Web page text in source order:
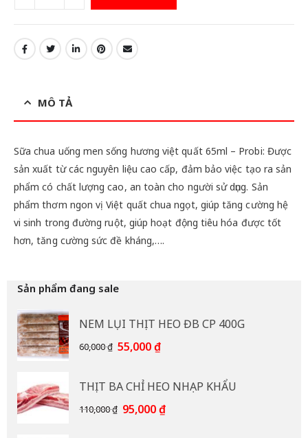
MÔ TẢ
Sữa chua uống men sống hương việt quất 65ml – Probi: Được
sản xuất từ các nguyên liệu cao cấp, đảm bảo việc tạo ra sản
phẩm có chất lượng cao, an toàn cho người sử dụng. Sản
phẩm thơm ngon vị Việt quất chua ngọt, giúp tăng cường hệ
vi sinh trong đường ruột, giúp hoạt động tiêu hóa được tốt
hơn, tăng cường sức đề kháng,….
Sản phẩm đang sale
NEM LỤI THỊT HEO ĐB CP 400G
60,000₫ Giá
60,000 ₫.
55,000₫Giá
là:
55,000 ₫.
THỊT BA CHỈ HEO NHẠP KHẨU
110,000₫ Giá
95,000₫Giá